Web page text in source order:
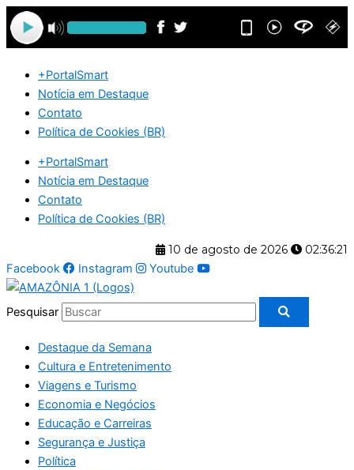
Ir
para
o
+PortalSmart
Notícia em Destaque
Contato
Política de Cookies (BR)
+PortalSmart
Notícia em Destaque
Contato
Política de Cookies (BR)
10 de agosto de 2026
02:36:21
Facebook
Instagram Youtube
Pesquisar
Destaque da Semana
Cultura e Entretenimento
Viagens e Turismo
Economia e Negócios
Educação e Carreiras
Segurança e Justiça
Política